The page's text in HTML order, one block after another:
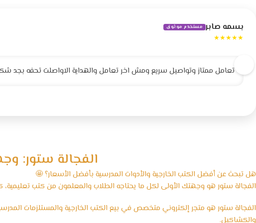
بسمه صابر مستخدم موثوق
★★★★★
تعامل ممتاز وتواصيل سريع ومش اخر تعامل والهداية الاواصلت تحفه بجد
الفجالة ستور:
هل تبحث عن أفضل الكتب الخارجية والأدوات المدرسية بأفضل الأسعار؟ 🤩
الفجالة ستور هو وجهتك الأولى لكل ما يحتاجه الطلاب والمعلمون من كتب
الفجالة ستور هو متجر إلكتروني متخصص في بيع الكتب الخارجية والمستلزمات
والكشاكيل.